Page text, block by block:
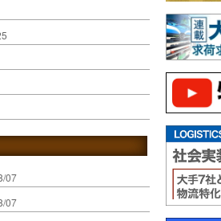
07
07